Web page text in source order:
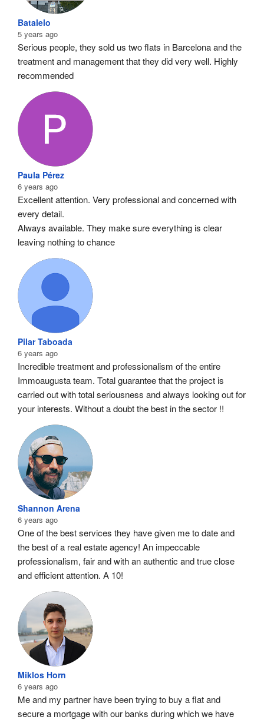
Batalelo
5 years ago
Serious people, they sold us two flats in Barcelona and the
treatment and management that they did very well. Highly
recommended
Paula Pérez
6 years ago
Excellent attention. Very professional and concerned with
every detail.
Always available. They make sure everything is clear
leaving nothing to chance
Pilar Taboada
6 years ago
Incredible treatment and professionalism of the entire
Immoaugusta team. Total guarantee that the project is
carried out with total seriousness and always looking out for
your interests. Without a doubt the best in the sector !!
Shannon Arena
6 years ago
One of the best services they have given me to date and
the best of a real estate agency! An impeccable
professionalism, fair and with an authentic and true close
and efficient attention. A 10!
Miklos Horn
6 years ago
Me and my partner have been trying to buy a flat and
secure a mortgage with our banks during which we have